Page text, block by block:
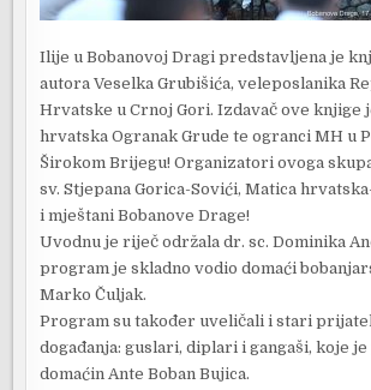
Ilije u Bobanovoj Dragi predstavljena je
autora Veselka Grubišića, veleposlanika
Hrvatske u Crnoj Gori. Izdavač ove knjige
hrvatska Ogranak Grude te ogranci MH u
Širokom Brijegu! Organizatori ovoga
sv. Stjepana Gorica-Sovići, Matica
i mještani Bobanove Drage!
Uvodnu je riječ održala dr. sc. Dominika
program je skladno vodio domaći
Marko Čuljak.
Program su također uveličali i stari
događanja: guslari, diplari i gangaši, koje
domaćin Ante Boban Bujica.